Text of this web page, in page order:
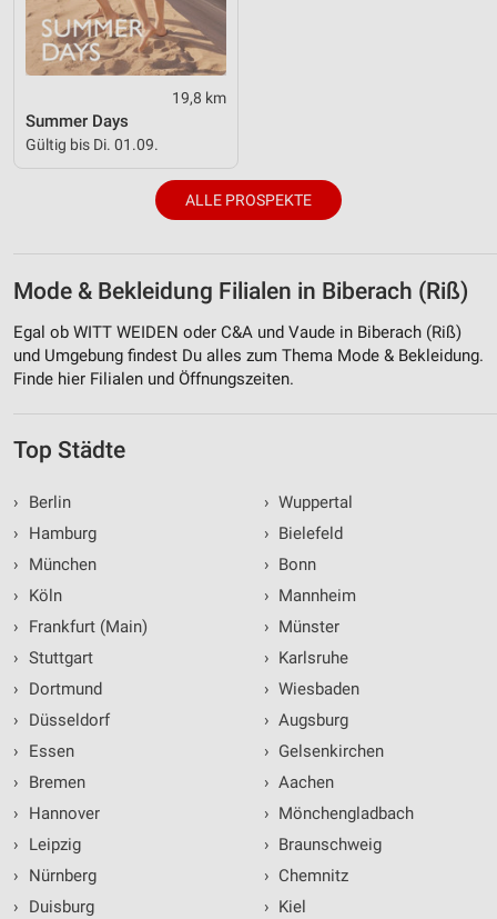
19,8 km
Summer Days
Gültig bis Di. 01.09.
ALLE PROSPEKTE
Mode & Bekleidung Filialen in Biberach (Riß)
Egal ob WITT WEIDEN oder C&A und Vaude in Biberach (Riß)
und Umgebung findest Du alles zum Thema Mode & Bekleidung.
Finde hier Filialen und Öffnungszeiten.
Top Städte
›
Berlin
›
Hamburg
›
München
›
Köln
›
Frankfurt (Main)
› Stuttgart
›
Dortmund
›
Düsseldorf
›
Essen
›
Bremen
›
Hannover
›
Leipzig
›
Nürnberg
›
Duisburg
› Wuppertal
› Bielefeld
› Bonn
› Mannheim
› Münster
› Karlsruhe
› Wiesbaden
› Augsburg
› Gelsenkirchen
› Aachen
› Mönchengladbach
› Braunschweig
› Chemnitz
› Kiel